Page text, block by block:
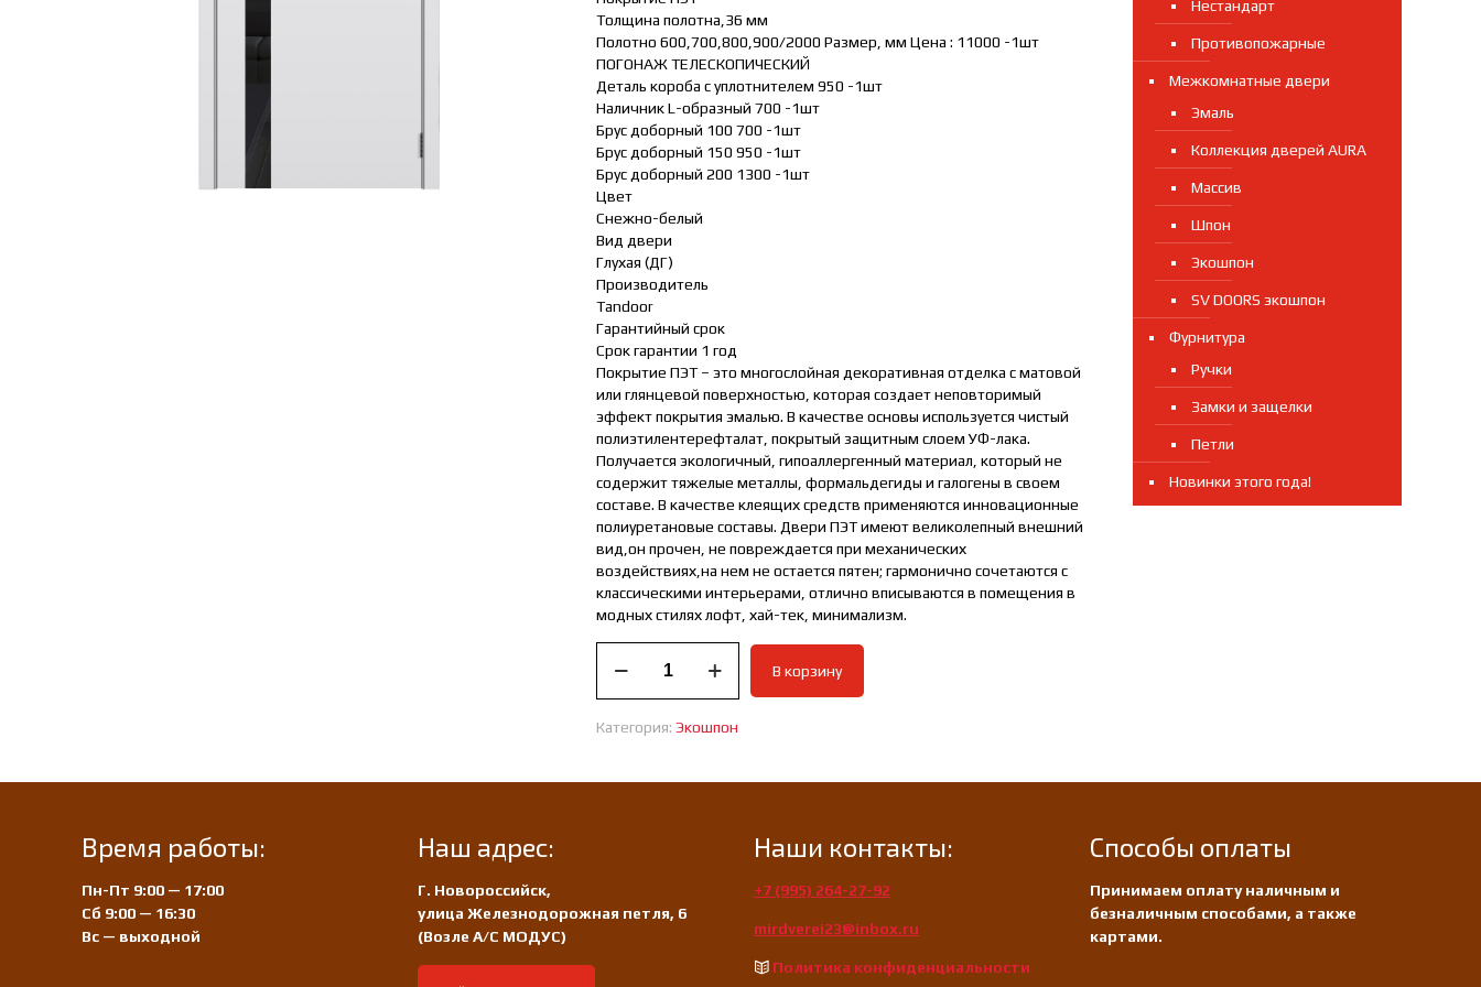
Толщина полотна,36 мм
Полотно 600,700,800,900/2000 Размер, мм Цена : 11000 -1шт
ПОГОНАЖ ТЕЛЕСКОПИЧЕСКИЙ
Деталь короба с уплотнителем 950 -1шт
Наличник L-образный 700 -1шт
Брус доборный 100 700 -1шт
Брус доборный 150 950 -1шт
Брус доборный 200 1300 -1шт
Цвет
Снежно-белый
Вид двери
Глухая (ДГ)
Производитель
Tandoor
Гарантийный срок
Срок гарантии 1 год
Покрытие ПЭТ – это многослойная декоративная отделка с матовой
или глянцевой поверхностью, которая создает неповторимый
эффект покрытия эмалью. В качестве основы используется чистый
полиэтилентерефталат, покрытый защитным слоем УФ-лака.
Получается экологичный, гипоаллергенный материал, который не
содержит тяжелые металлы, формальдегиды и галогены в своем
составе. В качестве клеящих средств применяются инновационные
полиуретановые составы. Двери ПЭТ имеют великолепный внешний
вид,он прочен, не повреждается при механических
воздействиях,на нем не остается пятен; гармонично сочетаются с
классическими интерьерами, отлично вписываются в помещения в
модных стилях лофт, хай-тек, минимализм.
товара
Дверь
51П
В корзину
Категория:Экошпон
Нестандарт
Противопожарные
Межкомнатные двери
Эмаль
Коллекция дверей AURA
Массив
Шпон
Экошпон
SV DOORS экошпон
Фурнитура
Ручки
Замки и защелки
Петли
Новинки этого года!
Время работы:
Пн-Пт 9:00 — 17:00
Сб 9:00 — 16:30
Вс — выходной
Наш адрес:
Г. Новороссийск,
улица Железнодорожная петля, 6
(Возле А/С МОДУС)
Наши контакты:
+7 (995) 264-27-92
mirdverei23@inbox.ru
Политика конфиденциальности
Способы оплаты
Принимаем оплату наличным и
безналичным способами, а также
картами.